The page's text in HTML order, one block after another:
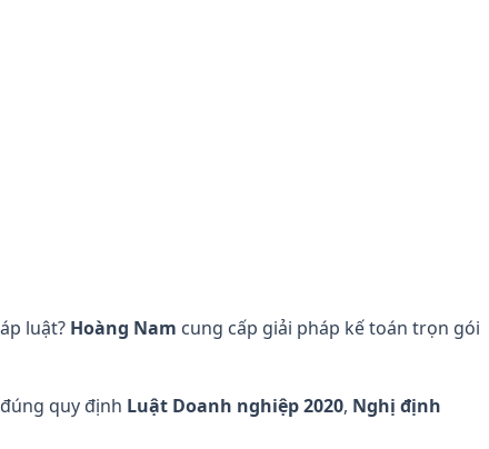
luật? Hoàng Nam cung cấp giải pháp kế toán trọn gói
đúng quy định Luật Doanh nghiệp 2020, Nghị định